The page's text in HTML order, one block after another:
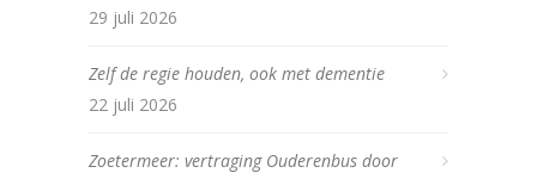
29 juli 2026
Zelf de regie houden, ook met dementie
22 juli 2026
Zoetermeer: vertraging Ouderenbus door